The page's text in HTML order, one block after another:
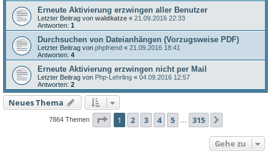
Erneute Aktivierung erzwingen aller Benutzer
Letzter Beitrag von waldkatze « 21.09.2016 22:33
Antworten: 1
Durchsuchen von Dateianhängen (Vorzugsweise PDF)
Letzter Beitrag von phpfriend « 21.09.2016 18:41
Antworten: 4
Erneute Aktivierung erzwingen nicht per Mail
Letzter Beitrag von Php-Lehrling « 04.09.2016 12:57
Antworten: 2
Neues Thema
7864 Themen Seite 1von 315
1 2 3 4 5 315
Gehe zu